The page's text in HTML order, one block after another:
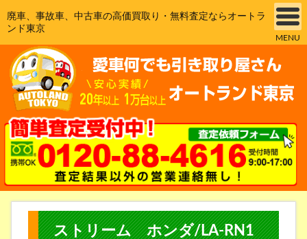
廃車、事故車、中古車の高価買取り・無料査定ならオートラ
ンド東京
MENU
ストリーム ホンダ/LA-RN1